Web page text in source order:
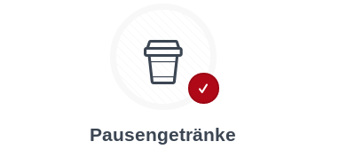
Pausengetränke